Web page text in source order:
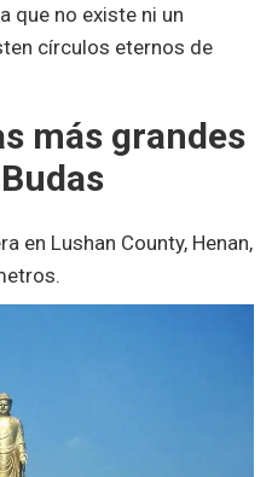
que no existe ni un
círculos eternos de
más grandes
en Lushan County, Henan,